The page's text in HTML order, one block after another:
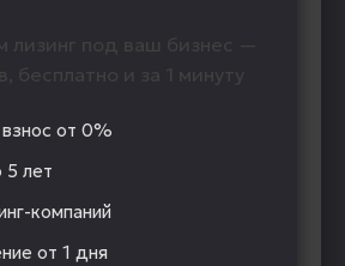
лизинг под ваш бизнес —
бесплатно и за 1 минуту
от 0%
лет
компаний
от 1 дня